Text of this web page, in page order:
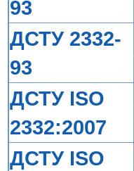
93
ДСТУ 2332-
93
ДСТУ ISO
2332:2007
ДСТУ ISO